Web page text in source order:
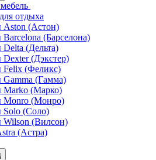
отдыха
Aston (Астон)
(Барселона)
(Дельта)
(Дэкстер)
Felix (Феликс)
(Гамма)
Marko (Марко)
Monro (Монро)
Solo (Соло)
(Вилсон)
(Астра)